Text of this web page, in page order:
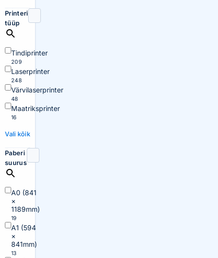
Printeri
tüüp
Tindiprinter
209
Laserprinter
248
Värvilaserprinter
48
Maatriksprinter
16
Vali kõik
Paberi
suurus
A0 (841
×
1189mm)
19
A1 (594
×
841mm)
13